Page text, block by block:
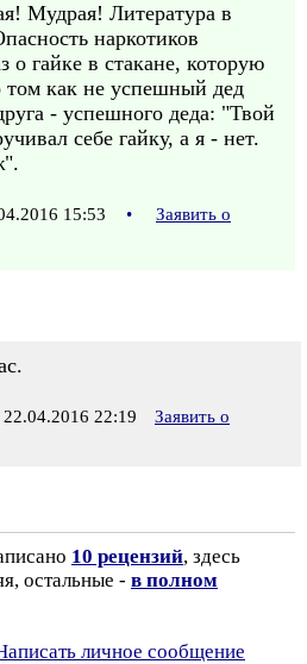
Мудрая! Литература в
наркотиков
о гайке в стакане, которую
том как не успешный дед
- успешного деда: "Твой
себе гайку, а я - нет.
15:53 •
Заявить о
22.04.2016 22:19
Заявить о
10 рецензий, здесь
остальные - в полном
личное сообщение